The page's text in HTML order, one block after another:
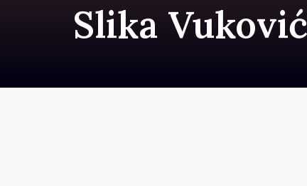
Slika